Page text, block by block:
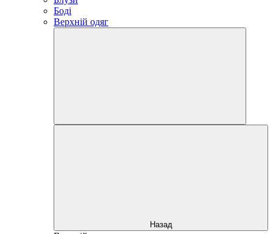
Боді
Верхній одяг
Назад